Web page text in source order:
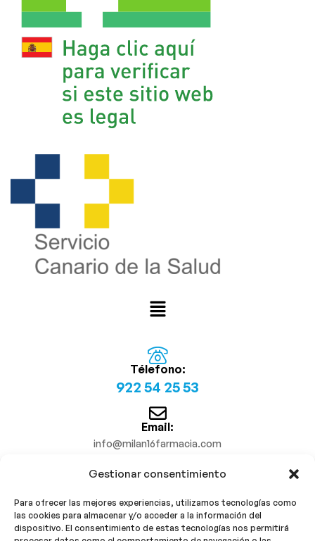
Gestionar consentimiento
Para ofrecer las mejores experiencias, utilizamos tecnologías como
las cookies para almacenar y/o acceder a la información del
dispositivo. El consentimiento de estas tecnologías nos permitirá
Télefono:
922 54 25 53
Email:
info@milan16farmacia.com
¡Síguenos!